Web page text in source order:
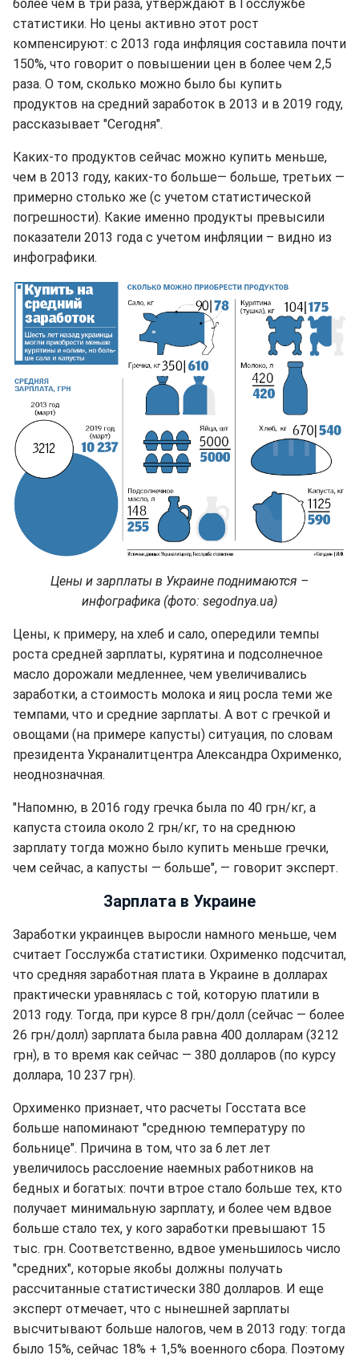
более чем в три раза, утверждают в Госслужбе
статистики. Но цены активно этот рост
компенсируют: с 2013 года инфляция составила почти
150%, что говорит о повышении цен в более чем 2,5
раза. О том, сколько можно было бы купить
продуктов на средний заработок в 2013 и в 2019 году,
рассказывает "Сегодня".
Каких-то продуктов сейчас можно купить меньше,
чем в 2013 году, каких-то больше— больше, третьих —
примерно столько же (с учетом статистической
погрешности). Какие именно продукты превысили
показатели 2013 года с учетом инфляции – видно из
инфографики.
Цены и зарплаты в Украине поднимаются –
инфографика (фото: segodnya.ua)
Цены, к примеру, на хлеб и сало, опередили темпы
роста средней зарплаты, курятина и подсолнечное
масло дорожали медленнее, чем увеличивались
заработки, а стоимость молока и яиц росла теми же
темпами, что и средние зарплаты. А вот с гречкой и
овощами (на примере капусты) ситуация, по словам
президента Украналитцентра Александра Охрименко,
неоднозначная.
"Напомню, в 2016 году гречка была по 40 грн/кг, а
капуста стоила около 2 грн/кг, то на среднюю
зарплату тогда можно было купить меньше гречки,
чем сейчас, а капусты — больше", — говорит эксперт.
Зарплата в Украине
Заработки украинцев выросли намного меньше, чем
считает Госслужба статистики. Охрименко подсчитал,
что средняя заработная плата в Украине в долларах
практически уравнялась с той, которую платили в
2013 году. Тогда, при курсе 8 грн/долл (сейчас — более
26 грн/долл) зарплата была равна 400 долларам (3212
грн), в то время как сейчас — 380 долларов (по курсу
доллара, 10 237 грн).
Орхименко признает, что расчеты Госстата все
больше напоминают "среднюю температуру по
больнице". Причина в том, что за 6 лет лет
увеличилось расслоение наемных работников на
бедных и богатых: почти втрое стало больше тех, кто
получает минимальную зарплату, и более чем вдвое
больше стало тех, у кого заработки превышают 15
тыс. грн. Соответственно, вдвое уменьшилось число
"средних", которые якобы должны получать
рассчитанные статистически 380 долларов. И еще
эксперт отмечает, что с нынешней зарплаты
высчитывают больше налогов, чем в 2013 году: тогда
было 15%, сейчас 18% + 1,5% военного сбора. Поэтому